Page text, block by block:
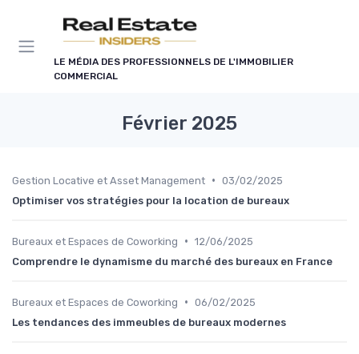
LE MÉDIA DES PROFESSIONNELS DE L'IMMOBILIER
COMMERCIAL
Février 2025
Gestion Locative et Asset Management • 03/02/2025
Optimiser vos stratégies pour la location de bureaux
Bureaux et Espaces de Coworking • 12/06/2025
Comprendre le dynamisme du marché des bureaux en France
Bureaux et Espaces de Coworking • 06/02/2025
Les tendances des immeubles de bureaux modernes